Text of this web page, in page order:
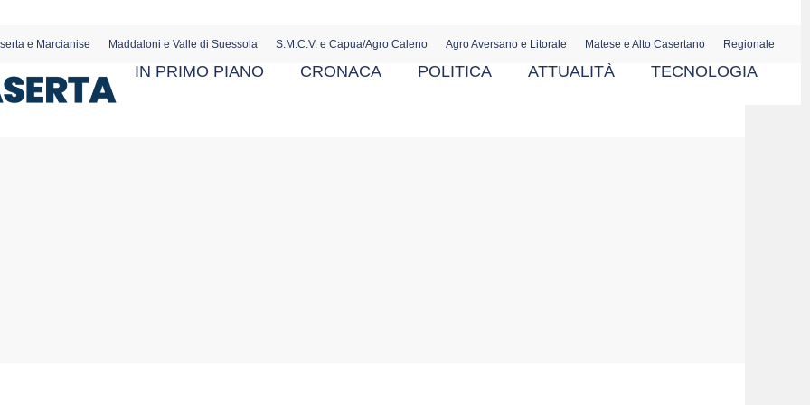
e Marcianise Maddaloni e Valle di Suessola S.M.C.V. e Capua/Agro Caleno Agro Aversano e Litorale Matese e Alto Casertano Regionale
IN PRIMO PIANO CRONACA POLITICA ATTUALITÀ TECNOLOGIA